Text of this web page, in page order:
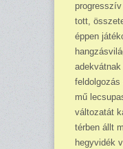
tott,
éppen
feldolgozás
mű
változatát
térben állt
hegyvidék